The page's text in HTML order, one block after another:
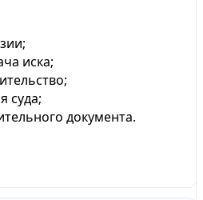
иска;
суда;
документа.